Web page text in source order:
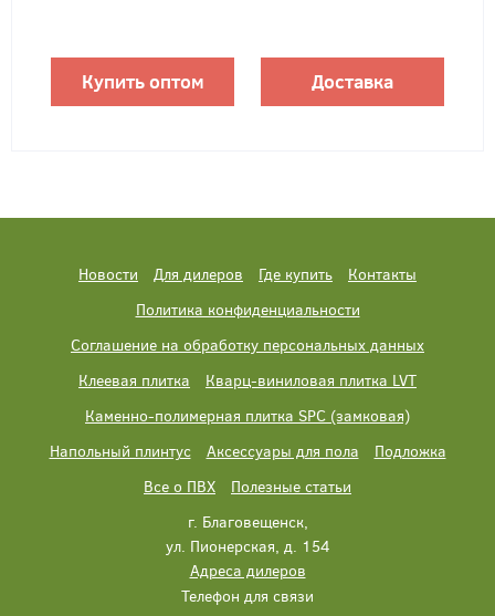
Купить оптом Доставка
Новости Для дилеров Где купить
Контакты
Политика конфиденциальности
Соглашение на обработку персональных данных
Клеевая плитка
Кварц-виниловая плитка LVT
Каменно-полимерная плитка SPC (замковая)
Напольный плинтус
Аксессуары для пола
Подложка
Все о ПВХ
Полезные статьи
г. Благовещенск,
ул. Пионерская, д. 154
Адреса дилеров
Телефон для связи